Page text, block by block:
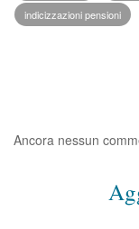
indicizzazioni pensioni
Ancora nessun